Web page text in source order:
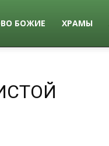
БОЖИЕ ХРАМЫ